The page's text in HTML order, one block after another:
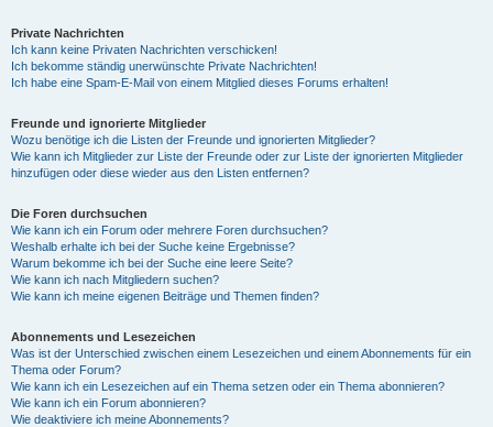
Private Nachrichten
Ich kann keine Privaten Nachrichten verschicken!
Ich bekomme ständig unerwünschte Private Nachrichten!
Ich habe eine Spam-E-Mail von einem Mitglied dieses Forums erhalten!
Freunde und ignorierte Mitglieder
Wozu benötige ich die Listen der Freunde und ignorierten Mitglieder?
Wie kann ich Mitglieder zur Liste der Freunde oder zur Liste der ignorierten Mitglieder
hinzufügen oder diese wieder aus den Listen entfernen?
Die Foren durchsuchen
Wie kann ich ein Forum oder mehrere Foren durchsuchen?
Weshalb erhalte ich bei der Suche keine Ergebnisse?
Warum bekomme ich bei der Suche eine leere Seite?
Wie kann ich nach Mitgliedern suchen?
Wie kann ich meine eigenen Beiträge und Themen finden?
Abonnements und Lesezeichen
Was ist der Unterschied zwischen einem Lesezeichen und einem Abonnements für ein
Thema oder Forum?
Wie kann ich ein Lesezeichen auf ein Thema setzen oder ein Thema abonnieren?
Wie kann ich ein Forum abonnieren?
Wie deaktiviere ich meine Abonnements?